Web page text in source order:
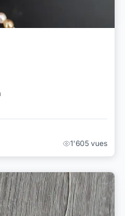
1'605 vues